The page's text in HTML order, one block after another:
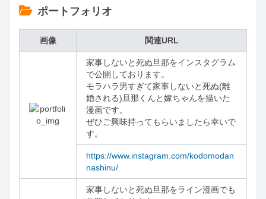
ポートフォリオ
画像 関連URL
家事しないと死ぬ旦那をインスタグラム
で公開しております。
モラハラ男すぎて家事しないと死ぬ(離
婚される)旦那くんと嫁ちゃんを描いた
漫画です。
ぜひご興味持ってもらいましたら幸いで
す。
https://www.instagram.com/kodomodan
nashinu/
家事しないと死ぬ旦那をライン漫画でも